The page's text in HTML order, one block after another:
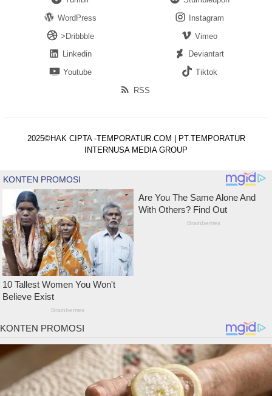
WordPress
Instagram
>Dribbble
Vimeo
Linkedin
Deviantart
Youtube
Tiktok
RSS
2025©HAK CIPTA -TEMPORATUR.COM | PT.TEMPORATUR
INTERNUSA MEDIA GROUP